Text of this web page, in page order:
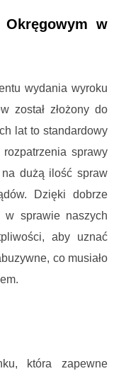
Okręgowym w
wydania wyroku
został złożony do
lat to standardowy
sprawy
dużą ilość spraw
Dzięki dobrze
w sprawie naszych
aby uznać
co musiało
która zapewne